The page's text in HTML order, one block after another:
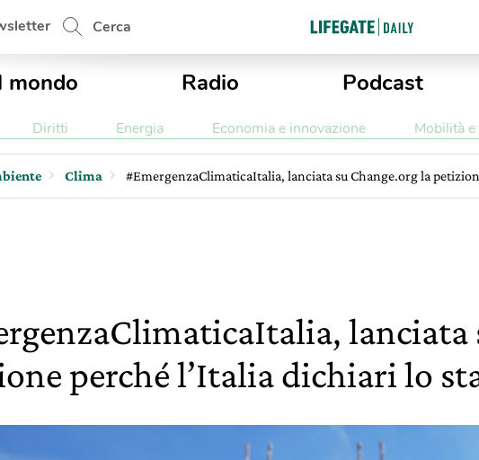
Cerca
mondo Radio Podcast
Diritti Energia Economia e innovazione Mobilità
Clima #EmergenzaClimaticaItalia, lanciata su Change.org la
lanciata
perché l’Italia dichiari lo